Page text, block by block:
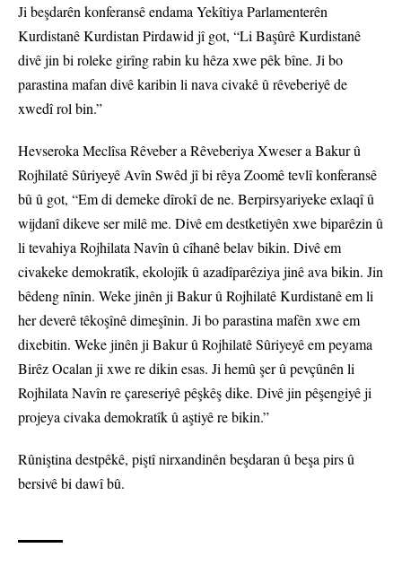
Ji beşdarên konferansê endama Yekîtiya Parlamenterên
Kurdistanê Kurdistan Pirdawid jî got, “Li Başûrê Kurdistanê
divê jin bi roleke girîng rabin ku hêza xwe pêk bîne. Ji bo
parastina mafan divê karibin li nava civakê û rêveberiyê de
xwedî rol bin.”
Hevseroka Meclîsa Rêveber a Rêveberiya Xweser a Bakur û
Rojhilatê Sûriyeyê Avîn Swêd jî bi rêya Zoomê tevlî konferansê
bû û got, “Em di demeke dîrokî de ne. Berpirsyariyeke exlaqî û
wijdanî dikeve ser milê me. Divê em destketiyên xwe biparêzin û
li tevahiya Rojhilata Navîn û cîhanê belav bikin. Divê em
civakeke demokratîk, ekolojîk û azadîparêziya jinê ava bikin. Jin
bêdeng nînin. Weke jinên ji Bakur û Rojhilatê Kurdistanê em li
her deverê têkoşînê dimeşînin. Ji bo parastina mafên xwe em
dixebitin. Weke jinên ji Bakur û Rojhilatê Sûriyeyê em peyama
Birêz Ocalan ji xwe re dikin esas. Ji hemû şer û pevçûnên li
Rojhilata Navîn re çareseriyê pêşkêş dike. Divê jin pêşengiyê ji
projeya civaka demokratîk û aştiyê re bikin.”
Rûniştina destpêkê, piştî nirxandinên beşdaran û beşa pirs û
bersivê bi dawî bû.